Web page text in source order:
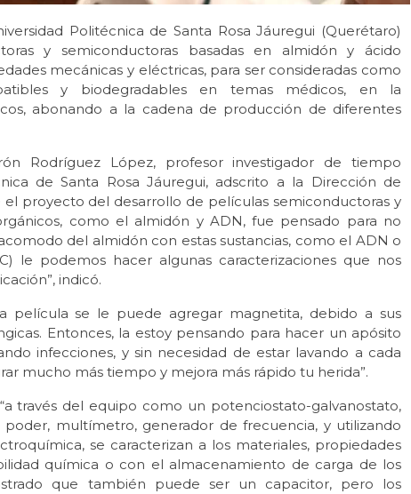
Politécnica de Santa Rosa Jáuregui (Querétaro)
y semiconductoras basadas en almidón y ácido
mecánicas y eléctricas, para ser consideradas como
y biodegradables en temas médicos, en la
abonando a la cadena de producción de diferentes
Rodríguez López, profesor investigador de tiempo
de Santa Rosa Jáuregui, adscrito a la Dirección de
el proyecto del desarrollo de películas semiconductoras y
como el almidón y ADN, fue pensado para no
del almidón con estas sustancias, como el ADN o
le podemos hacer algunas caracterizaciones que nos
indicó.
película se le puede agregar magnetita, debido a sus
Entonces, la estoy pensando para hacer un apósito
infecciones, y sin necesidad de estar lavando a cada
mucho más tiempo y mejora más rápido tu herida”.
través del equipo como un potenciostato-galvanostato,
multímetro, generador de frecuencia, y utilizando
se caracterizan a los materiales, propiedades
química o con el almacenamiento de carga de los
que también puede ser un capacitor, pero los